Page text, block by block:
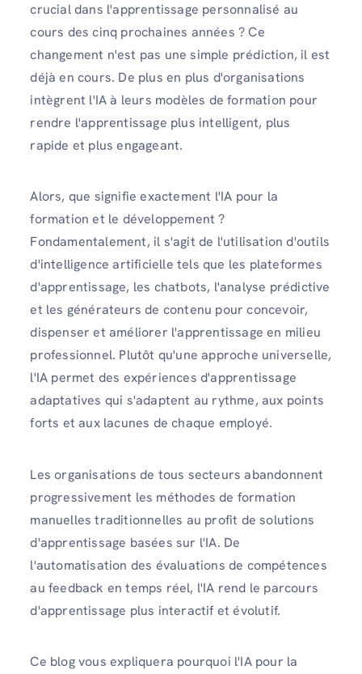
crucial dans l'apprentissage personnalisé au
cours des cinq prochaines années ? Ce
changement n'est pas une simple prédiction, il est
déjà en cours. De plus en plus d'organisations
intègrent l'IA à leurs modèles de formation pour
rendre l'apprentissage plus intelligent, plus
rapide et plus engageant.
Alors, que signifie exactement l'IA pour la
formation et le développement ?
Fondamentalement, il s'agit de l'utilisation d'outils
d'intelligence artificielle tels que les plateformes
d'apprentissage, les chatbots, l'analyse prédictive
et les générateurs de contenu pour concevoir,
dispenser et améliorer l'apprentissage en milieu
professionnel. Plutôt qu'une approche universelle,
l'IA permet des expériences d'apprentissage
adaptatives qui s'adaptent au rythme, aux points
forts et aux lacunes de chaque employé.
Les organisations de tous secteurs abandonnent
progressivement les méthodes de formation
manuelles traditionnelles au profit de solutions
d'apprentissage basées sur l'IA. De
l'automatisation des évaluations de compétences
au feedback en temps réel, l'IA rend le parcours
d'apprentissage plus interactif et évolutif.
Ce blog vous expliquera pourquoi l'IA pour la